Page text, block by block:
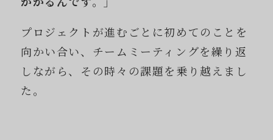
プロジェクトが進むごとに初めてのことを
向かい合い、チームミーティングを繰り返
しながら、その時々の課題を乗り越えまし
た。